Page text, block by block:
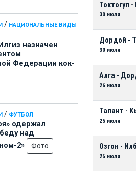
/ НАЦИОНАЛЬНЫЕ ВИДЫ
назначен
Федерации кок-
/ ФУТБОЛ
одержал
над
2»
Фото
Токтогул
30 июля
Дордой -
30 июля
Алга -
26 июля
Талант -
25 июля
Озгон -
25 июля